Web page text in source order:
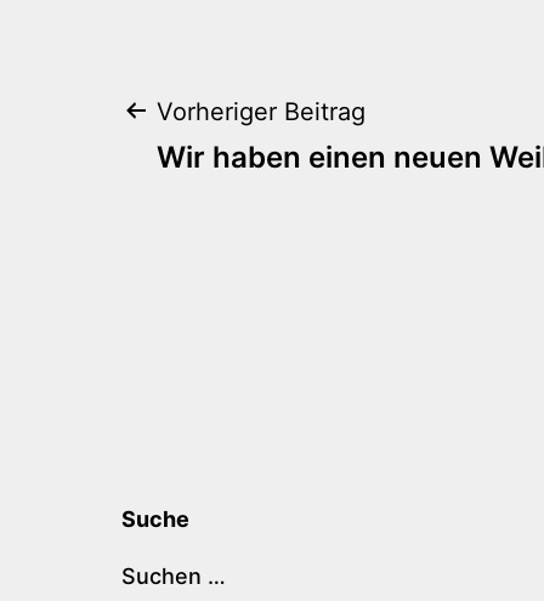
Vorheriger Beitrag
Wir haben einen neuen
Suche
Suchen …